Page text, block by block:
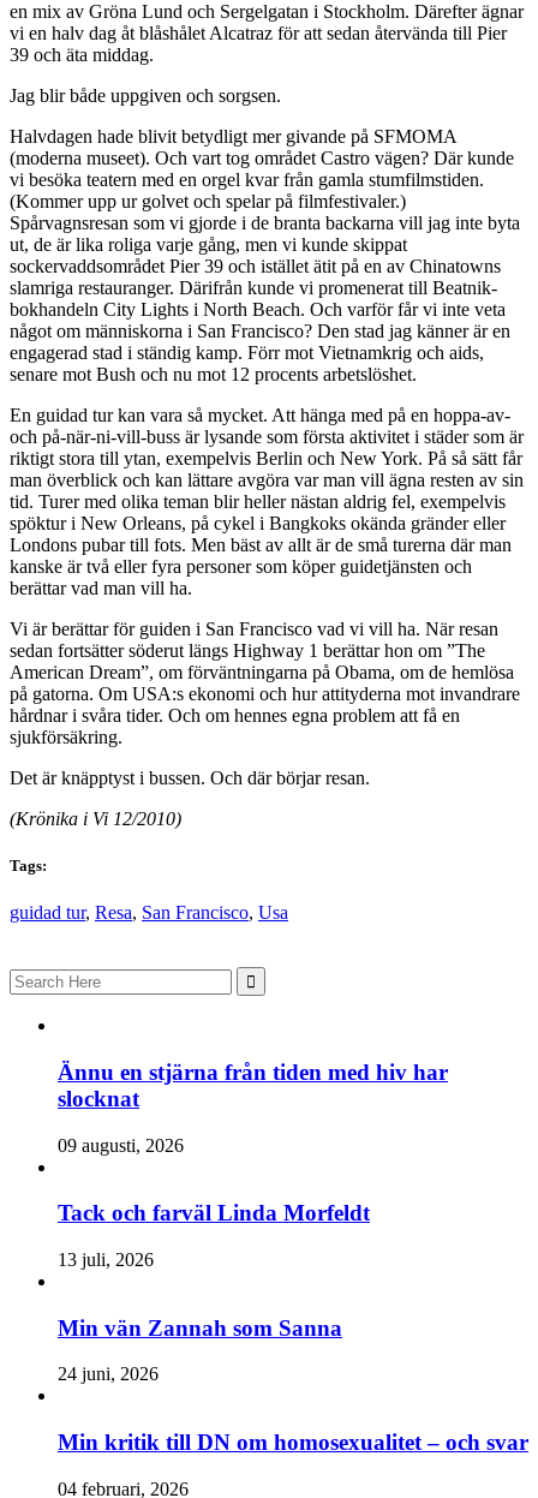
en mix av Gröna Lund och Sergelgatan i Stockholm. Därefter ägnar
vi en halv dag åt blåshålet Alcatraz för att sedan återvända till Pier
39 och äta middag.
Jag blir både uppgiven och sorgsen.
Halvdagen hade blivit betydligt mer givande på SFMOMA
(moderna museet). Och vart tog området Castro vägen? Där kunde
vi besöka teatern med en orgel kvar från gamla stumfilmstiden.
(Kommer upp ur golvet och spelar på filmfestivaler.)
Spårvagnsresan som vi gjorde i de branta backarna vill jag inte byta
ut, de är lika roliga varje gång, men vi kunde skippat
sockervaddsområdet Pier 39 och istället ätit på en av Chinatowns
slamriga restauranger. Därifrån kunde vi promenerat till Beatnik-
bokhandeln City Lights i North Beach. Och varför får vi inte veta
något om människorna i San Francisco? Den stad jag känner är en
engagerad stad i ständig kamp. Förr mot Vietnamkrig och aids,
senare mot Bush och nu mot 12 procents arbetslöshet.
En guidad tur kan vara så mycket. Att hänga med på en hoppa-av-
och på-när-ni-vill-buss är lysande som första aktivitet i städer som är
riktigt stora till ytan, exempelvis Berlin och New York. På så sätt får
man överblick och kan lättare avgöra var man vill ägna resten av sin
tid. Turer med olika teman blir heller nästan aldrig fel, exempelvis
spöktur i New Orleans, på cykel i Bangkoks okända gränder eller
Londons pubar till fots. Men bäst av allt är de små turerna där man
kanske är två eller fyra personer som köper guidetjänsten och
berättar vad man vill ha.
Vi är berättar för guiden i San Francisco vad vi vill ha. När resan
sedan fortsätter söderut längs Highway 1 berättar hon om ”The
American Dream”, om förväntningarna på Obama, om de hemlösa
på gatorna. Om USA:s ekonomi och hur attityderna mot invandrare
hårdnar i svåra tider. Och om hennes egna problem att få en
sjukförsäkring.
Det är knäpptyst i bussen. Och där börjar resan.
(Krönika i Vi 12/2010)
Tags:
guidad tur, Resa, San Francisco, Usa
Search
for:
Ännu en stjärna från tiden med hiv har
slocknat
09 augusti, 2026
Tack och farväl Linda Morfeldt
13 juli, 2026
Min vän Zannah som Sanna
24 juni, 2026
Min kritik till DN om homosexualitet – och svar
04 februari, 2026